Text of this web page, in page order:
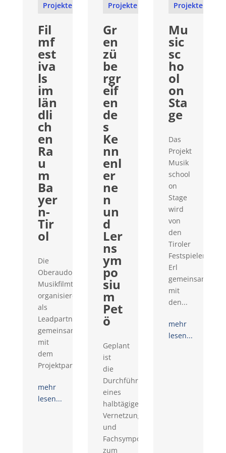
Projekte
Fil
mf
est
iva
ls
im
län
dli
ch
en
Ra
u
m
Ba
yer
n-
Tir
ol
Die
Oberaudorfer
Musikfilmtage
organisieren
als
Leadpartner
gemeinsam
mit
dem
Projektpartner...
mehr
lesen...
Projekte
Gr
en
zü
be
rgr
eif
en
de
s
Ke
nn
enl
er
ne
n
un
d
Ler
ns
ym
po
siu
m
Pet
ö
Geplant
ist
die
Durchführung
eines
halbtägigen
Vernetzungs-
und
Fachsymposiums
zum
Projekte
Mu
sic
sc
ho
ol
on
Sta
ge
Das
Projekt
Musik
school
on
Stage
wird
von
den
Tiroler
Festspielen
Erl
gemeinsam
mit
den...
mehr
lesen...